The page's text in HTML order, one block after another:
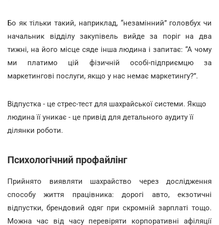
Бо як тільки такий, наприклад, “незамінний” головбух чи
начальник відділу закупівель вийде за поріг на два
тижні, на його місце сяде інша людина і запитає: “А чому
ми платимо цій фізичній особі-підприємцю за
маркетингові послуги, якщо у нас немає маркетингу?”.
Відпустка - це стрес-тест для шахрайської системи. Якщо
людина її уникає - це привід для детального аудиту її
ділянки роботи.
Психологічний профайлінг
Прийнято виявляти шахрайство через дослідження
способу життя працівника: дорогі авто, екзотичні
відпустки, брендовий одяг при скромній зарплаті тощо.
Можна час від часу перевіряти корпоративні афіляції